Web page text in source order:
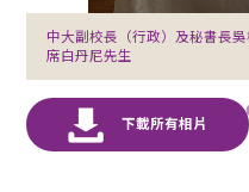
中大副校長（行政）及秘書長
席白丹尼先生